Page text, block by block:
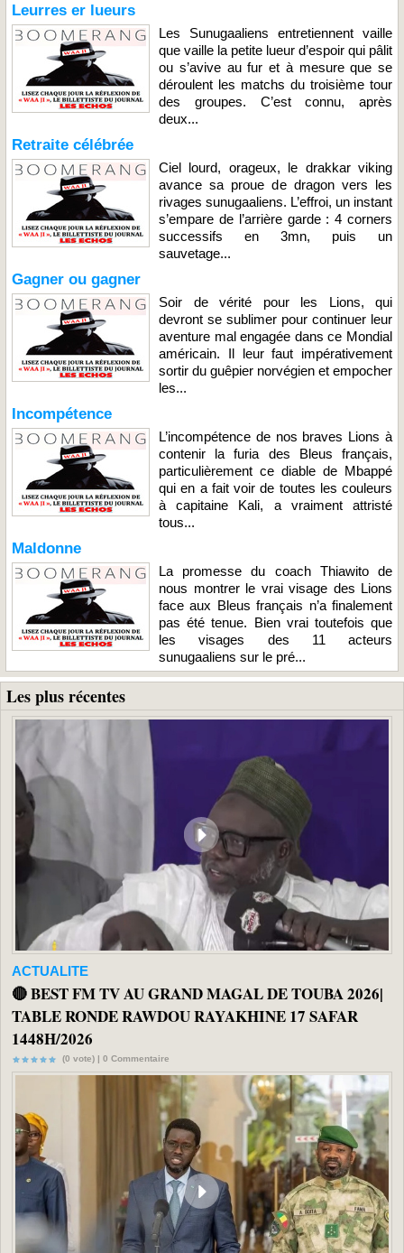
Leurres er lueurs
Les Sunugaaliens entretiennent vaille
que vaille la petite lueur d’espoir qui pâlit
ou s’avive au fur et à mesure que se
déroulent les matchs du troisième tour
des groupes. C’est connu, après
deux...
Retraite célébrée
Ciel lourd, orageux, le drakkar viking
avance sa proue de dragon vers les
rivages sunugaaliens. L’effroi, un instant
s’empare de l’arrière garde : 4 corners
successifs en 3mn, puis un
sauvetage...
Gagner ou gagner
Soir de vérité pour les Lions, qui
devront se sublimer pour continuer leur
aventure mal engagée dans ce Mondial
américain. Il leur faut impérativement
sortir du guêpier norvégien et empocher
les...
Incompétence
L’incompétence de nos braves Lions à
contenir la furia des Bleus français,
particulièrement ce diable de Mbappé
qui en a fait voir de toutes les couleurs
à capitaine Kali, a vraiment attristé
tous...
Maldonne
La promesse du coach Thiawito de
nous montrer le vrai visage des Lions
face aux Bleus français n’a finalement
pas été tenue. Bien vrai toutefois que
les visages des 11 acteurs
sunugaaliens sur le pré...
Les plus récentes
ACTUALITE
🔴 BEST FM TV AU GRAND MAGAL DE TOUBA 2026|
TABLE RONDE RAWDOU RAYAKHINE 17 SAFAR
1448H/2026
(0 vote) | 0 Commentaire